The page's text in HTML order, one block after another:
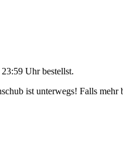
23:59 Uhrbestellst.
ist unterwegs! Falls